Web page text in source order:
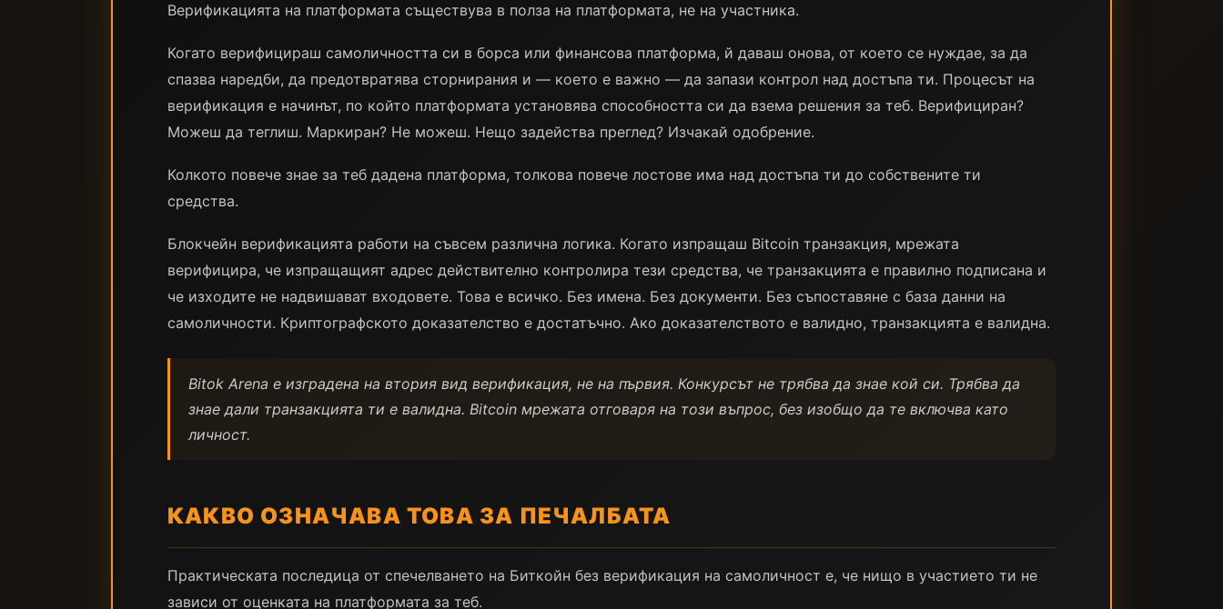
Верификацията на платформата съществува в полза на платформата, не на участника.
Когато верифицираш самоличността си в борса или финансова платформа, й даваш онова, от което се нуждае, за да
спазва наредби, да предотвратява сторнирания и — което е важно — да запази контрол над достъпа ти. Процесът на
верификация е начинът, по който платформата установява способността си да взема решения за теб. Верифициран?
Можеш да теглиш. Маркиран? Не можеш. Нещо задейства преглед? Изчакай одобрение.
Колкото повече знае за теб дадена платформа, толкова повече лостове има над достъпа ти до собствените ти
средства.
Блокчейн верификацията работи на съвсем различна логика. Когато изпращаш Bitcoin транзакция, мрежата
верифицира, че изпращащият адрес действително контролира тези средства, че транзакцията е правилно подписана и
че изходите не надвишават входовете. Това е всичко. Без имена. Без документи. Без съпоставяне с база данни на
самоличности. Криптографското доказателство е достатъчно. Ако доказателството е валидно, транзакцията е валидна.
Bitok Arena е изградена на втория вид верификация, не на първия. Конкурсът не трябва да знае кой си. Трябва да
знае дали транзакцията ти е валидна. Bitcoin мрежата отговаря на този въпрос, без изобщо да те включва като
личност.
КАКВО ОЗНАЧАВА ТОВА ЗА ПЕЧАЛБАТА
Практическата последица от спечелването на Биткойн без верификация на самоличност е, че нищо в участието ти не
зависи от оценката на платформата за теб.